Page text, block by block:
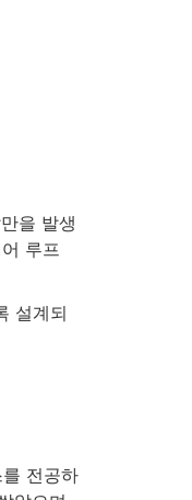
을 발생
루프
설계되
전공하